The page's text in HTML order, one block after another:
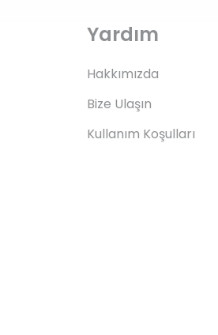
Yardım
Hakkımızda
Bize Ulaşın
Kullanım Koşulları